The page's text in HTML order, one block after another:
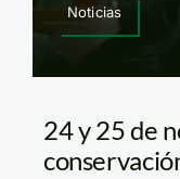
Noticias
24 y 25 de